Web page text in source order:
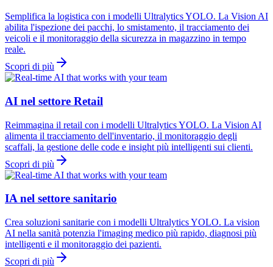
Semplifica la logistica con i modelli Ultralytics YOLO. La Vision AI
abilita l'ispezione dei pacchi, lo smistamento, il tracciamento dei
veicoli e il monitoraggio della sicurezza in magazzino in tempo
reale.
Scopri di più
AI nel settore Retail
Reimmagina il retail con i modelli Ultralytics YOLO. La Vision AI
alimenta il tracciamento dell'inventario, il monitoraggio degli
scaffali, la gestione delle code e insight più intelligenti sui clienti.
Scopri di più
IA nel settore sanitario
Crea soluzioni sanitarie con i modelli Ultralytics YOLO. La vision
AI nella sanità potenzia l'imaging medico più rapido, diagnosi più
intelligenti e il monitoraggio dei pazienti.
Scopri di più